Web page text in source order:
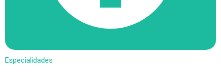
Especialidades